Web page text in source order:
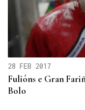
28 FEB 2017
Fulións e Gran
Bolo